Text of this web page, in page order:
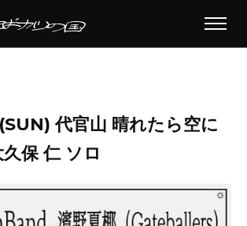
代官山 晴れたら空に
保 仁 ソロ